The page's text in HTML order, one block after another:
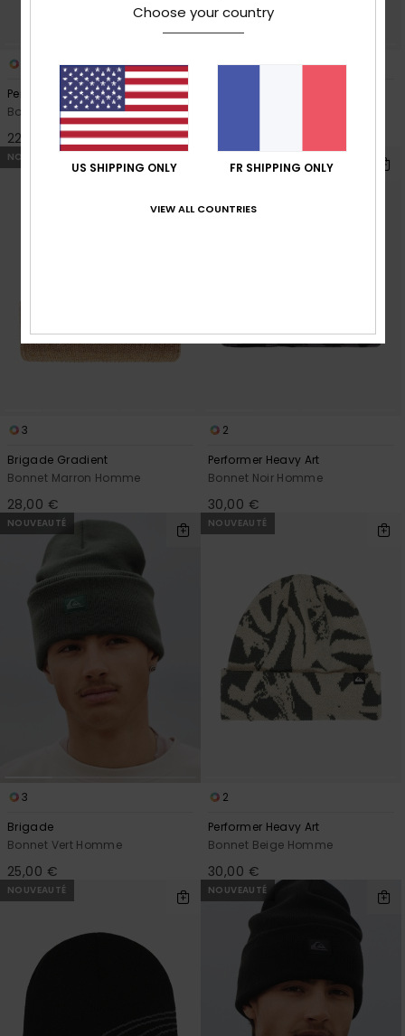
Performer
Bonnet Rouge Homme
22,00 €
3
NOUVEAUTÉ
3
Brigade Gradient
Bonnet Marron Homme
28,00 €
2
Performer Heavy Art
Bonnet Noir Homme
30,00 €
NOUVEAUTÉ
3
Brigade
Bonnet Vert Homme
25,00 €
NOUVEAUTÉ
2
Performer Heavy Art
Bonnet Beige Homme
30,00 €
NOUVEAUTÉ NOUVEAUTÉ
Choose your country
US SHIPPING ONLY FR SHIPPING ONLY
VIEW ALL COUNTRIES